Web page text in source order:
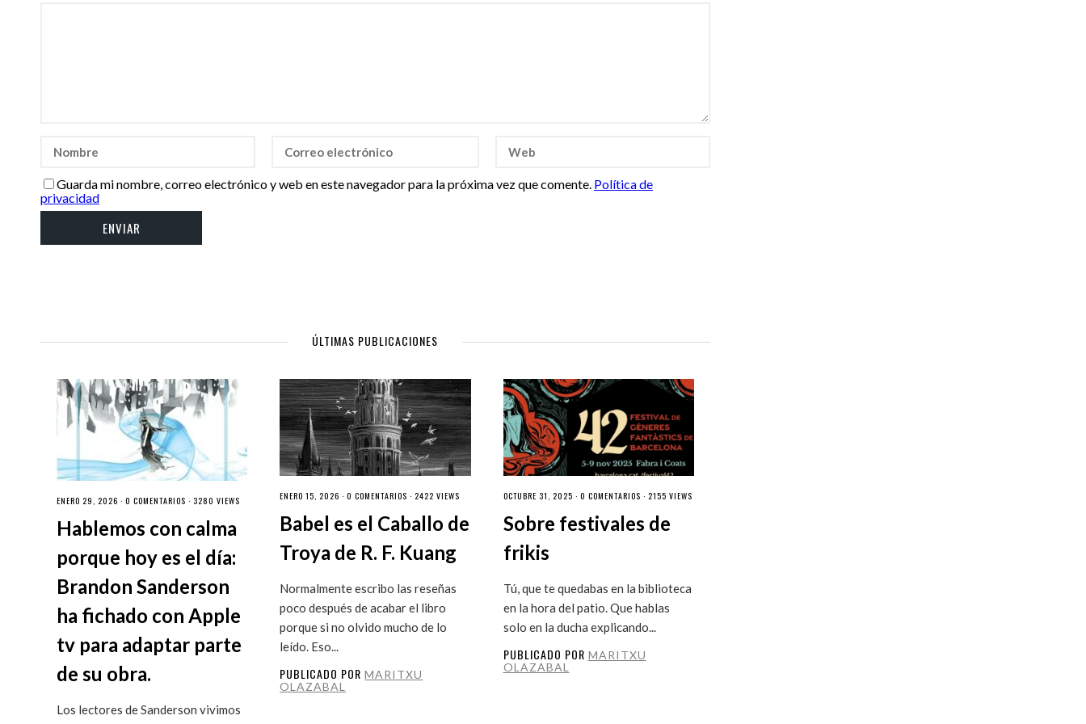
Guarda mi nombre, correo electrónico y web en este navegador para la próxima vez que comente. Política de
privacidad
ÚLTIMAS PUBLICACIONES
ENERO 29, 2026 · 0 COMENTARIOS · 3280 VIEWS
Hablemos con calma
porque hoy es el día:
Brandon Sanderson
ha fichado con Apple
tv para adaptar parte
de su obra.
Los lectores de Sanderson vivimos
ENERO 15, 2026 ·0 COMENTARIOS · 2422 VIEWS
Babel es el Caballo de
Troya de R. F. Kuang
Normalmente escribo las reseñas
poco después de acabar el libro
porque si no olvido mucho de lo
leído. Eso...
PUBLICADO PORMARITXU
OLAZABAL
OCTUBRE 31, 2025 · 0 COMENTARIOS · 2155 VIEWS
Sobre festivales de
frikis
Tú, que te quedabas en la biblioteca
en la hora del patio. Que hablas
solo en la ducha explicando...
PUBLICADO POR MARITXU
OLAZABAL